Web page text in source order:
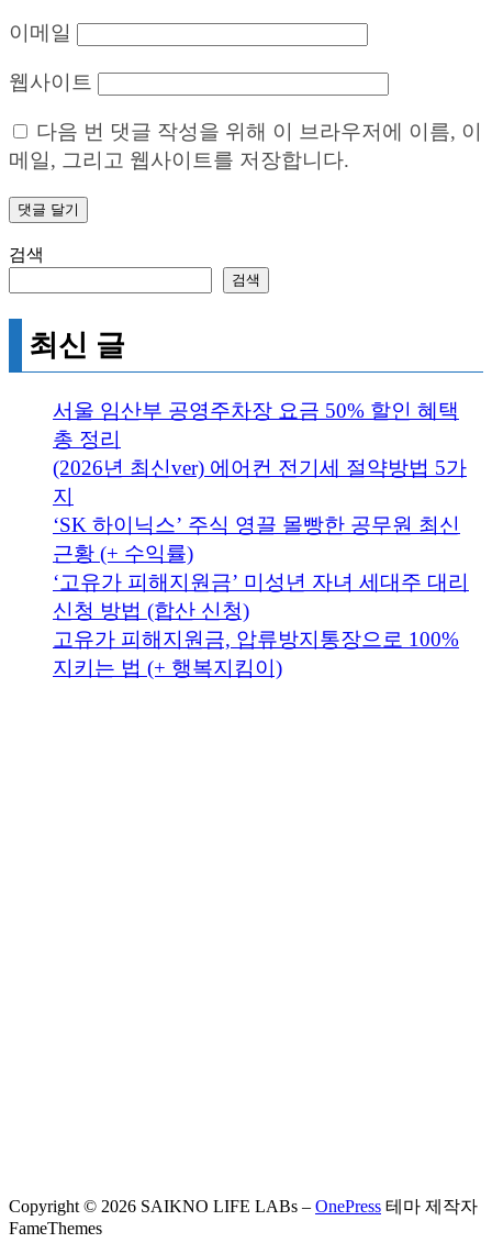
이메일
웹사이트
다음 번 댓글 작성을 위해 이 브라우저에 이름, 이
메일, 그리고 웹사이트를 저장합니다.
검색
검색
최신 글
서울 임산부 공영주차장 요금 50% 할인 혜택
총 정리
(2026년 최신ver) 에어컨 전기세 절약방법 5가
지
‘SK 하이닉스’ 주식 영끌 몰빵한 공무원 최신
근황 (+ 수익률)
‘고유가 피해지원금’ 미성년 자녀 세대주 대리
신청 방법 (합산 신청)
고유가 피해지원금, 압류방지통장으로 100%
지키는 법 (+ 행복지킴이)
Copyright © 2026 SAIKNO LIFE LABs – OnePress 테마 제작자
FameThemes